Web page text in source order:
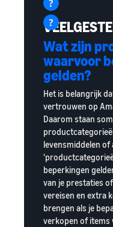
Wat zijn
waarvoor
gelden?
Het is belangrijk
vertrouwen op
Daarom staan
levensmiddelen of
beperkingen
van je prestaties
vereisen en extra
brengen als je
verkopen of items